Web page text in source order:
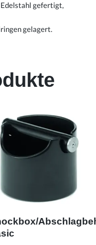
gefertigt,
gelagert.